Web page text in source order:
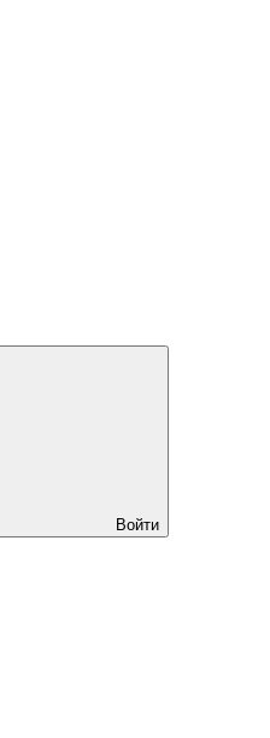
Войти